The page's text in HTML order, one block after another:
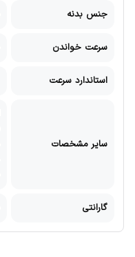
جنس بدنه
سرعت خواندن
استاندارد سرعت
سایر مشخصات
گارانتی